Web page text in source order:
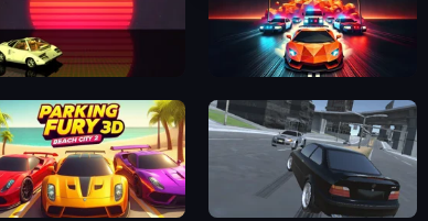
Retro Chase Endless Hot Pursuit
Fury 3D: Beach City 2 Transporter Hot Pursuit